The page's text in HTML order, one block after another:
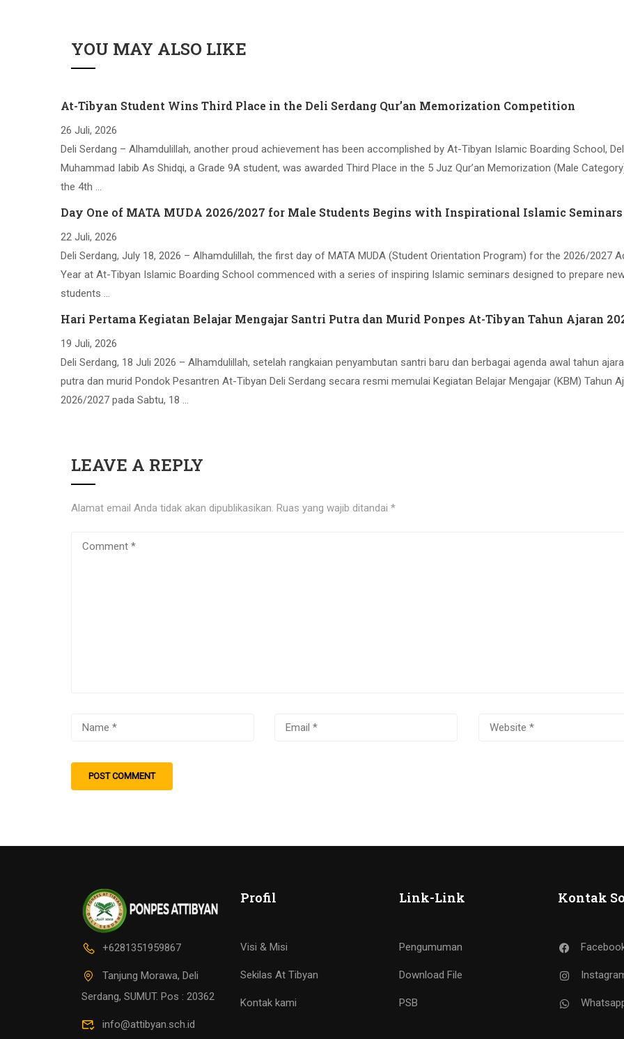
YOU MAY ALSO LIKE
At-Tibyan Student Wins Third Place in the Deli Serdang Qur’an Memorization Competition
26 Juli, 2026
Deli Serdang – Alhamdulillah, another proud achievement has been accomplished by At-Tibyan Islamic Boarding School,
Muhammad Iabib As Shidqi, a Grade 9A student, was awarded Third Place in the 5 Juz Qur’an Memorization (Male
the 4th …
Day One of MATA MUDA 2026/2027 for Male Students Begins with Inspirational Islamic Seminars
22 Juli, 2026
Deli Serdang, July 18, 2026 – Alhamdulillah, the first day of MATA MUDA (Student Orientation Program) for the 2026/2027
Year at At-Tibyan Islamic Boarding School commenced with a series of inspiring Islamic seminars designed to prepare
students …
Hari Pertama Kegiatan Belajar Mengajar Santri Putra dan Murid Ponpes At-Tibyan Tahun Ajaran
19 Juli, 2026
Deli Serdang, 18 Juli 2026 – Alhamdulillah, setelah rangkaian penyambutan santri baru dan berbagai agenda awal tahun
putra dan murid Pondok Pesantren At-Tibyan Deli Serdang secara resmi memulai Kegiatan Belajar Mengajar (KBM) Tahun
2026/2027 pada Sabtu, 18 …
LEAVE A REPLY
Alamat email Anda tidak akan dipublikasikan. Ruas yang wajib ditandai *
+6281351959867
Tanjung Morawa, Deli
Serdang, SUMUT. Pos : 20362
info@attibyan.sch.id
Profil
Visi & Misi
Sekilas At Tibyan
Kontak kami
Link-Link
Pengumuman
Download File
PSB
Kontak